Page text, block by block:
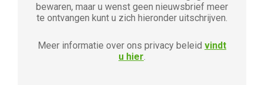
bewaren, maar u wenst geen nieuwsbrief meer
te ontvangen kunt u zich hieronder uitschrijven.
Meer informatie over ons privacy beleid vindt
u hier.